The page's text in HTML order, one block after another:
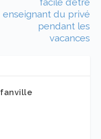
enseignant du privé
pendant les
vacances